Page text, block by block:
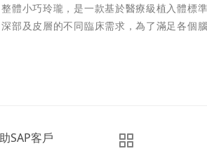
體小巧玲瓏，是一款基於醫療級植入體標
部及皮層的不同臨床需求，為了滿足各個
SAP客戶